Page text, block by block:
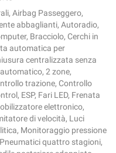
Airbag Passeggero,
abbaglianti, Autoradio,
Bracciolo, Cerchi in
automatica per
centralizzata senza
2 zone,
trazione, Controllo
ESP, Fari LED, Frenata
elettronico,
di velocità, Luci
Monitoraggio pressione
quattro stagioni,